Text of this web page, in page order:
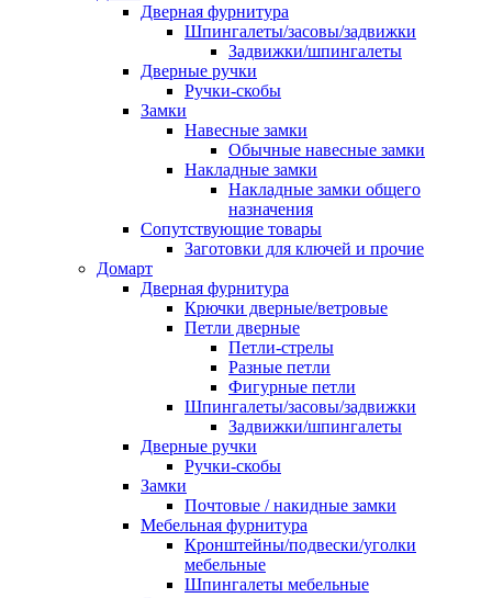
Дверная фурнитура
Шпингалеты/засовы/задвижки
Задвижки/шпингалеты
Дверные ручки
Ручки-скобы
Замки
Навесные замки
Обычные навесные замки
Накладные замки
Накладные замки общего
назначения
Сопутствующие товары
Заготовки для ключей и прочие
Домарт
Дверная фурнитура
Крючки дверные/ветровые
Петли дверные
Петли-стрелы
Разные петли
Фигурные петли
Шпингалеты/засовы/задвижки
Задвижки/шпингалеты
Дверные ручки
Ручки-скобы
Замки
Почтовые / накидные замки
Мебельная фурнитура
Кронштейны/подвески/уголки
мебельные
Шпингалеты мебельные